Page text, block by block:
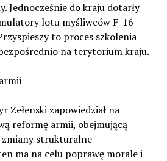
Jednocześnie do kraju dotarły
lotu myśliwców F-16
to proces szkolenia
na terytorium kraju.
Zełenski zapowiedział na
reformę armii, obejmującą
zmiany strukturalne
ma na celu poprawę morale i